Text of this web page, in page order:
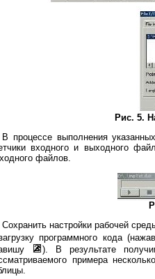
Рис. 5.
В процессе выполнения
входного и выходного
файлов.
Сохранить настройки рабочей
программного кода
). В результате
примера